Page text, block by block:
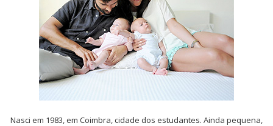
Nasci em 1983, em Coimbra, cidade dos estudantes. Ainda pequena,